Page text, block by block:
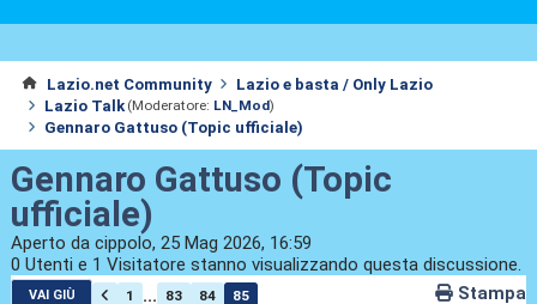
Lazio.net Community
Lazio e basta / Only Lazio
Lazio Talk (Moderatore: LN_Mod)
Gennaro Gattuso (Topic ufficiale)
Gennaro Gattuso (Topic
ufficiale)
Aperto da cippolo, 25 Mag 2026, 16:59
0 Utenti e 1 Visitatore stanno visualizzando questa discussione.
VAI GIÙ 1 ... 83 84 85 Stampa